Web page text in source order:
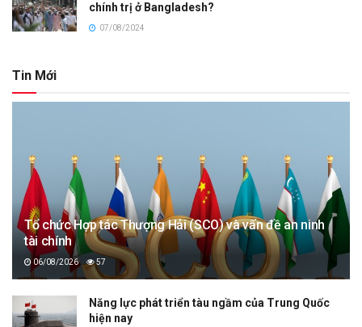
chính trị ở Bangladesh?
07/08/2024
Tin Mới
Tổ chức Hợp tác Thượng Hải (SCO) và vấn đề an ninh
tài chính
06/08/2026 57
Năng lực phát triển tàu ngầm của Trung Quốc
hiện nay